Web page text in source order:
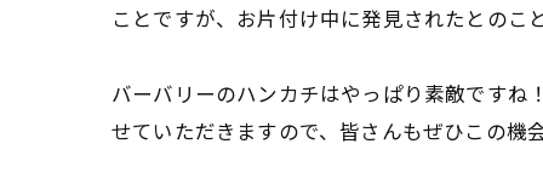
ことですが、お片付け中に発見されたとのこと
バーバリーのハンカチはやっぱり素敵です
せていただきますので、皆さんもぜひこの機